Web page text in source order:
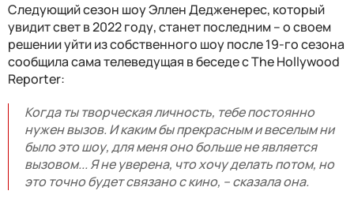
Следующий сезон шоу Эллен Дедженерес, который
увидит свет в 2022 году, станет последним – о своем
решении уйти из собственного шоу после 19-го сезона
сообщила сама телеведущая в беседе с The Hollywood
Reporter:
Когда ты творческая личность, тебе постоянно
нужен вызов. И каким бы прекрасным и веселым ни
было это шоу, для меня оно больше не является
вызовом... Я не уверена, что хочу делать потом, но
это точно будет связано с кино, – сказала она.